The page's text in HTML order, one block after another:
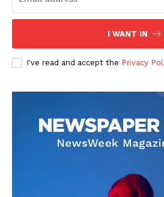
I WANT IN
I've read and accept the Privacy